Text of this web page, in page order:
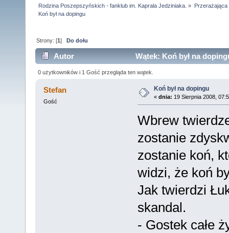
Rodzina Poszepszyńskich - fanklub im. Kaprala Jedziniaka. » Przerażająca
Koń był na dopingu
Strony: [1]Do dołu
Autor Wątek: Koń był na
0 użytkowników i 1 Gość przegląda ten wątek.
Stefan
Gość
Koń był na dopingu
« dnia: 19 Sierpnia 2008,
Wbrew
zostanie
zostanie koń,
widzi, że koń
Jak twierdzi
skandal.
- Gostek całe